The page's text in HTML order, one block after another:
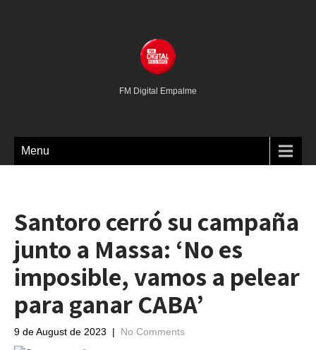
FM Digital Empalme
Menu
Santoro cerró su campaña
junto a Massa: ‘No es
imposible, vamos a pelear
para ganar CABA’
9 de August de 2023 | No Comments